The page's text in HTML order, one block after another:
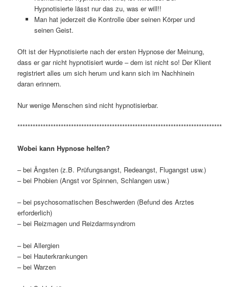
Hypnotisierte lässt nur das zu, was er will!!
Man hat jederzeit die Kontrolle über seinen Körper und
seinen Geist.
Oft ist der Hypnotisierte nach der ersten Hypnose der Meinung,
dass er gar nicht hypnotisiert wurde – dem ist nicht so! Der Klient
registriert alles um sich herum und kann sich im Nachhinein
daran erinnern.
Nur wenige Menschen sind nicht hypnotisierbar.
********************************************************************************
Wobei kann Hypnose helfen?
– bei Ängsten (z.B. Prüfungsangst, Redeangst, Flugangst usw.)
– bei Phobien (Angst vor Spinnen, Schlangen usw.)
– bei psychosomatischen Beschwerden (Befund des Arztes
erforderlich)
– bei Reizmagen und Reizdarmsyndrom
– bei Allergien
– bei Hauterkrankungen
– bei Warzen